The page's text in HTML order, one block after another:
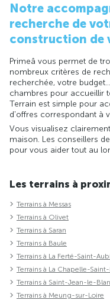
Notre
recherche de
construction de
Primeâ vous permet de
nombreux critères de
recherchée, votre
chambres pour accueillir
Terrain est simple pour
d'offres correspondant à
Vous visualisez
maison. Les conseillers
pour vous aider tout au
Les terrains à
Terrains à Messas
Terrains à Olivet
Terrains à Saran
Terrains à Baule
Terrains à La Ferté-Saint-
Terrains à La Chapelle-
Terrains à Saint-Jean-le-
Terrains à Meung-sur-Loire